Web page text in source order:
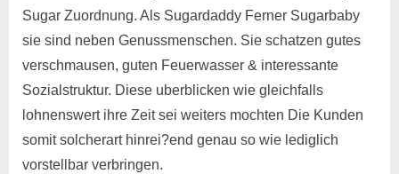
Sugar Zuordnung. Als Sugardaddy Ferner Sugarbaby
sie sind neben Genussmenschen. Sie schatzen gutes
verschmausen, guten Feuerwasser & interessante
Sozialstruktur. Diese uberblicken wie gleichfalls
lohnenswert ihre Zeit sei weiters mochten Die Kunden
somit solcherart hinrei?end genau so wie lediglich
vorstellbar verbringen.